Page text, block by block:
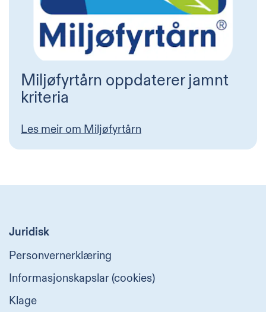
Miljøfyrtårn oppdaterer jamnt
kriteria
Les meir om Miljøfyrtårn
Juridisk
Personvernerklæring
Informasjonskapslar (cookies)
Klage